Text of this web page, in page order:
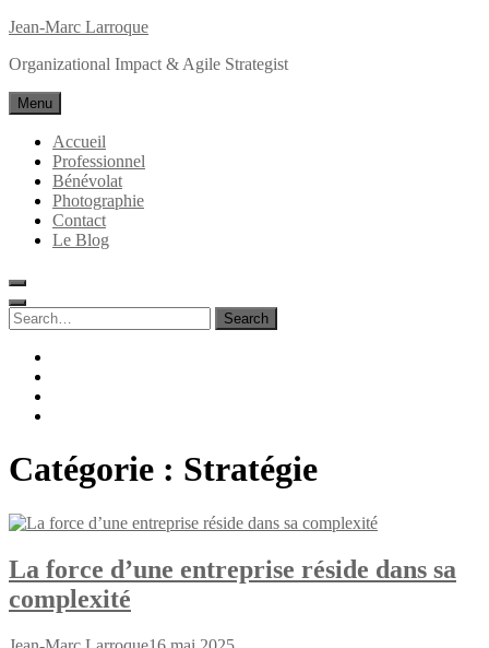
Skip
content
Jean-Marc Larroque
Organizational Impact & Agile Strategist
Menu
Accueil
Professionnel
Bénévolat
Photographie
Contact
Le Blog
Search
for:
Search
Catégorie : Stratégie
La force d’une entreprise réside dans sa
complexité